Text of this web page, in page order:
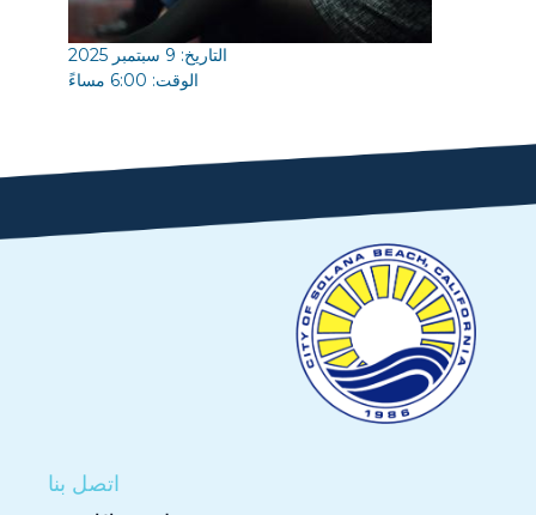
التاريخ: 9 سبتمبر 2025
الوقت: 6:00 مساءً
اتصل بنا